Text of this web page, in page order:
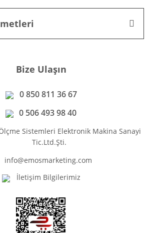
Bize Ulaşın
0 850 811 36 67
0 506 493 98 40
Sistemleri Elektronik Makina Sanayi
Tic.Ltd.Şti.
info@emosmarketing.com
İletişim Bilgilerimiz